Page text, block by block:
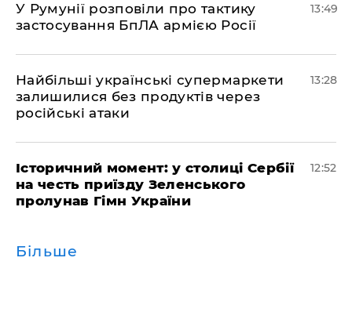
У Румунії розповіли про тактику
застосування БпЛА армією Росії
13:49
Найбільші українські супермаркети
залишилися без продуктів через
російські атаки
13:28
Історичний момент: у столиці Сербії
на честь приїзду Зеленського
пролунав Гімн України
12:52
Більше